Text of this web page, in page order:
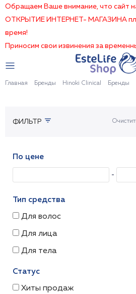
Обращаем Ваше внимание, что сайт
ОТКРЫТИЕ ИНТЕРНЕТ- МАГАЗИНА
время!
Приносим свои извинения за
Главная Бренды Hinoki Clinical Бренды
ФИЛЬТР
По цене
Тип средства
Для волос
Для лица
Для тела
Статус
Хиты продаж